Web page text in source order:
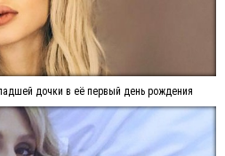
дочки в её первый день рождения